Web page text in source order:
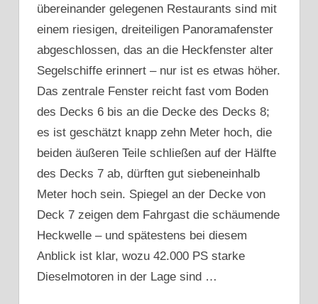
übereinander gelegenen Restaurants sind mit
einem riesigen, dreiteiligen Panoramafenster
abgeschlossen, das an die Heckfenster alter
Segelschiffe erinnert – nur ist es etwas höher.
Das zentrale Fenster reicht fast vom Boden
des Decks 6 bis an die Decke des Decks 8;
es ist geschätzt knapp zehn Meter hoch, die
beiden äußeren Teile schließen auf der Hälfte
des Decks 7 ab, dürften gut siebeneinhalb
Meter hoch sein. Spiegel an der Decke von
Deck 7 zeigen dem Fahrgast die schäumende
Heckwelle – und spätestens bei diesem
Anblick ist klar, wozu 42.000 PS starke
Dieselmotoren in der Lage sind …